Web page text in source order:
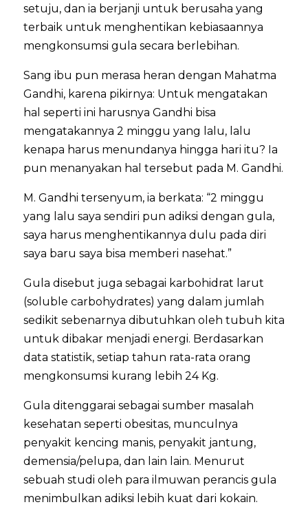
setuju, dan ia berjanji untuk berusaha yang
terbaik untuk menghentikan kebiasaannya
mengkonsumsi gula secara berlebihan.
Sang ibu pun merasa heran dengan Mahatma
Gandhi, karena pikirnya: Untuk mengatakan
hal seperti ini harusnya Gandhi bisa
mengatakannya 2 minggu yang lalu, lalu
kenapa harus menundanya hingga hari itu? Ia
pun menanyakan hal tersebut pada M. Gandhi.
M. Gandhi tersenyum, ia berkata: “2 minggu
yang lalu saya sendiri pun adiksi dengan gula,
saya harus menghentikannya dulu pada diri
saya baru saya bisa memberi nasehat.”
Gula disebut juga sebagai karbohidrat larut
(soluble carbohydrates) yang dalam jumlah
sedikit sebenarnya dibutuhkan oleh tubuh kita
untuk dibakar menjadi energi. Berdasarkan
data statistik, setiap tahun rata-rata orang
mengkonsumsi kurang lebih 24 Kg.
Gula ditenggarai sebagai sumber masalah
kesehatan seperti obesitas, munculnya
penyakit kencing manis, penyakit jantung,
demensia/pelupa, dan lain lain. Menurut
sebuah studi oleh para ilmuwan perancis gula
menimbulkan adiksi lebih kuat dari kokain.